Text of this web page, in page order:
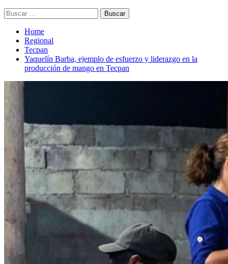
Buscar:
Home
Regional
Tecpan
Yaquelín Barba, ejemplo de esfuerzo y liderazgo en la
producción de mango en Tecpan